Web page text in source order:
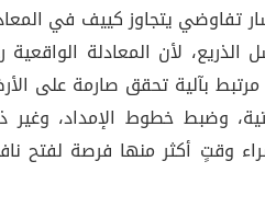
تفاوضي يتجاوز كييف في
لأن المعادلة الواقعية
بآلية تحقق صارمة على
وضبط خطوط الإمداد، وغير
وقتٍ أكثر منها فرصة لفتح